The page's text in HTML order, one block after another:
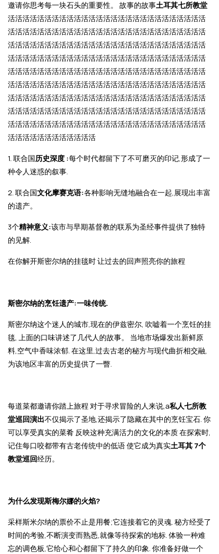
邀请你思考每一块石头的重要性。 故事的故事土耳其七所教堂
活活活活活活活活活活活活活活活活活活活活活活活活活活活
活活活活活活活活活活活活活活活活活活活活活活活活活活活
活活活活活活活活活活活活活活活活活活活活活活活活活活活
活活活活活活活活活活活活活活活活活活活活活活活活活活活
活活活活活活活活活活活活活活活活活活活活活活活活活活活
活活活活活活活活活活活活活活活活活活活活活活活活活活活
活活活活活活活活活活活活活活活活活活活活活活活活活活活
活活活活活活活活活活活活活活活活活活活活活活活活活活活
活活活活活活活活活活活活活活活活活活活活活活活活活活活
活活活活活活活活活活活活
1. 联合国历史深度 :每个时代都留下了不可磨灭的印记,形成了一
种令人迷惑的叙事.
2. 联合国文化摩赛克语:各种影响无缝地融合在一起,展现出丰富
的遗产。
3个精神意义:该市与早期基督教的联系为圣经事件提供了独特
的见解.
在你解开斯密尔纳的挂毯时 让过去的回声照亮你的旅程
斯密尔纳的烹饪遗产:一味传统.
斯密尔纳这个迷人的城市,现在的伊兹密尔, 吹嘘着一个烹饪的挂
毯, 上面的口味讲述了几代人的故事。 当地市场爆发出新鲜原
料,空气中香味浓郁. 在这里,过去古老的秘方与现代曲折相交融,
为该地区丰富的历史提供了一瞥.
每道菜都邀请你踏上旅程 对于寻求冒险的人来说,a私人七所教
堂巡回演出不仅揭示了圣地,还揭示了隐藏在其中的烹饪宝石. 你
可以享受真实的菜肴 反映这种充满活力的文化的本质 在探索时,
记住每口咬都带有古老传统中的低语 使它成为真实土耳其 7个
教堂巡回经历。
为什么发现斯梅尔娜的火焰?
采样斯米尔纳的票价不止是用餐;它连接着它的灵魂. 秘方经受了
时间的考验,不断演变而熟悉,就像等待探索的地标. 体验一种难
忘的调色板,它给心和心都留下了持久的印象. 你准备好做一个